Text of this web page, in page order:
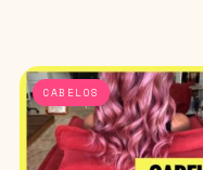
CABELOS